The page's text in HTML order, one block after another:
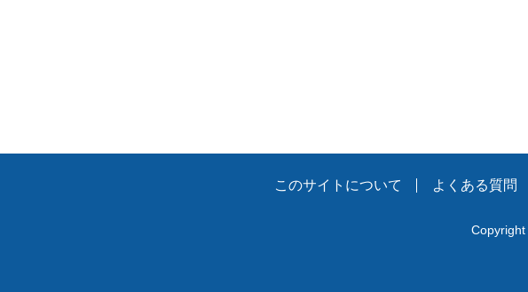
このサイトについて よくある質問
Copyright